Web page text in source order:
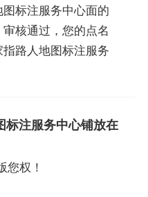
标注服务中心面的
核通过，您的点名
路人地图标注服务
标注服务中心铺放在
您权！